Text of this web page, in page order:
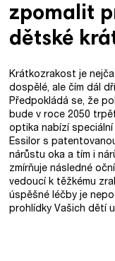
zpomalit
dětské
Krátkozrakost je
dospělé, ale čím dál
Předpokládá se, že
bude v roce 2050
optika nabízí
Essilor s
nárůstu oka a tím i
zmírňuje následné
vedoucí k těžkému
úspěšné léčby je
prohlídky Vašich dětí